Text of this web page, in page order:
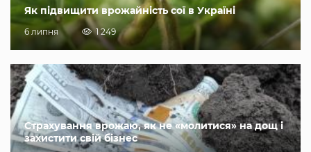
Як підвищити врожайність сої в Україні
6 липня 1 249
Страхування врожаю, як не «молитися» на дощ і
захистити свій бізнес